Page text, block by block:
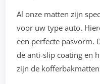
Al onze matten zijn
voor uw type auto.
een perfecte pasvorm.
de anti-slip coating en
zijn de